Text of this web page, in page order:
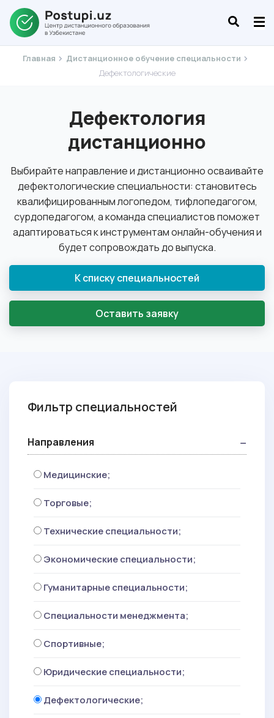
Главная
Дистанционное обучение специальности
Дефектологические
Дефектология
дистанционно
Выбирайте направление и дистанционно осваивайте
дефектологические специальности: становитесь
квалифицированным логопедом, тифлопедагогом,
сурдопедагогом, а команда специалистов поможет
адаптироваться к инструментам онлайн-обучения и
будет сопровождать до выпуска.
К списку специальностей
Оставить заявку
Фильтр специальностей
Направления
Медицинские;
Торговые;
Технические специальности;
Экономические специальности;
Гуманитарные специальности;
Специальности менеджмента;
Спортивные;
Юридические специальности;
Дефектологические;